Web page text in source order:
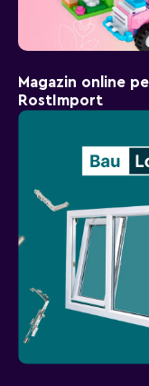
Magazin online
RostImport